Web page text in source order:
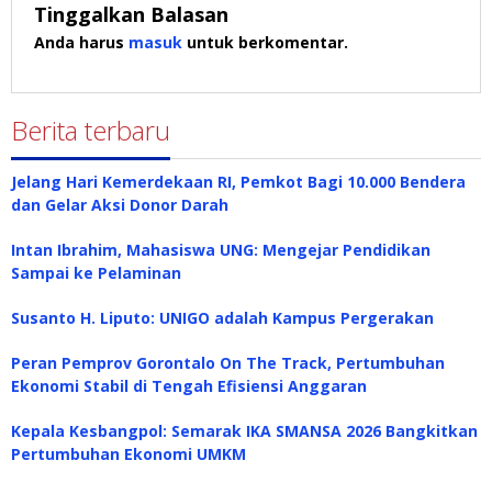
Tinggalkan Balasan
Anda harus masuk untuk berkomentar.
Berita terbaru
Jelang Hari Kemerdekaan RI, Pemkot Bagi 10.000 Bendera
dan Gelar Aksi Donor Darah
Intan Ibrahim, Mahasiswa UNG: Mengejar Pendidikan
Sampai ke Pelaminan
Susanto H. Liputo: UNIGO adalah Kampus Pergerakan
Peran Pemprov Gorontalo On The Track, Pertumbuhan
Ekonomi Stabil di Tengah Efisiensi Anggaran
Kepala Kesbangpol: Semarak IKA SMANSA 2026 Bangkitkan
Pertumbuhan Ekonomi UMKM